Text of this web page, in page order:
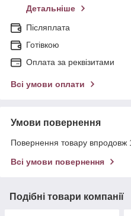
Детальніше
Післяплата
Готівкою
Оплата за реквізитами
Всі умови оплати
Умови повернення
Повернення товару впродовж
Всі умови повернення
Подібні товари компанії